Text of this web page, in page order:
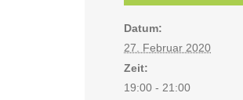
Datum:
27. Februar 2020
Zeit:
19:00 - 21:00